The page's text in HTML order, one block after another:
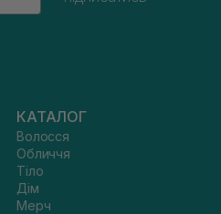
КАТАЛОГ
Волосся
Обличчя
Тіло
Дім
Мерч